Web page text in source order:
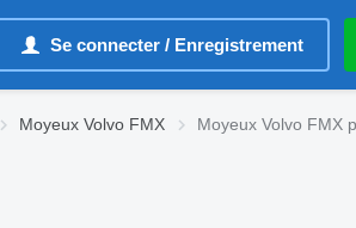
Se connecter / Enregistrement
Moyeux Volvo FMX Moyeux Volvo FMX